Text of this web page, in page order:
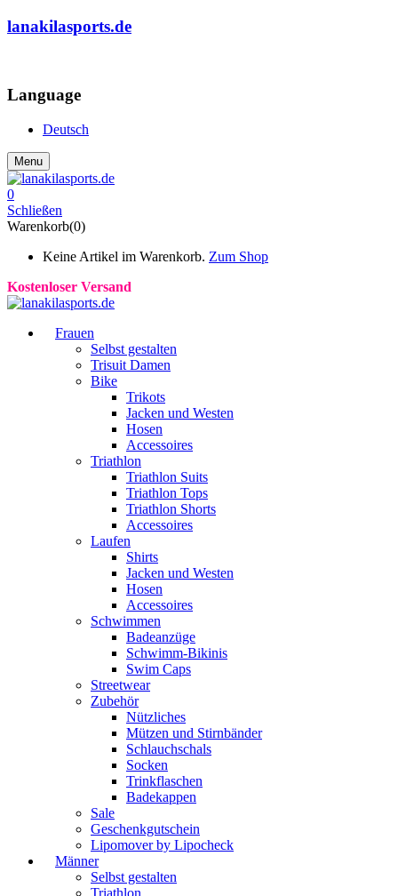
lanakilasports.de
Language
Deutsch
Menu
0
Schließen
Warenkorb(0)
Keine Artikel im Warenkorb. Zum Shop
Kostenloser Versand
Frauen
Selbst gestalten
Trisuit Damen
Bike
Trikots
Jacken und Westen
Hosen
Accessoires
Triathlon
Triathlon Suits
Triathlon Tops
Triathlon Shorts
Accessoires
Laufen
Shirts
Jacken und Westen
Hosen
Accessoires
Schwimmen
Badeanzüge
Schwimm-Bikinis
Swim Caps
Streetwear
Zubehör
Nützliches
Mützen und Stirnbänder
Schlauchschals
Socken
Trinkflaschen
Badekappen
Sale
Geschenkgutschein
Lipomover by Lipocheck
Männer
Selbst gestalten
Triathlon